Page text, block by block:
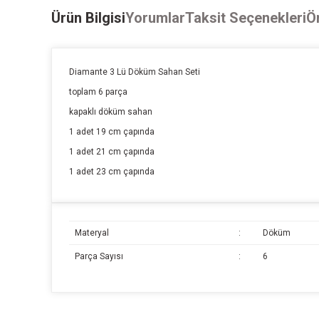
Ürün BilgisiYorumlarTaksit Seçenekleri
Diamante 3 Lü Döküm Sahan Seti
toplam 6 parça
kapaklı döküm sahan
1 adet 19 cm çapında
1 adet 21 cm çapında
1 adet 23 cm çapında
Materyal : Döküm
Parça Sayısı : 6